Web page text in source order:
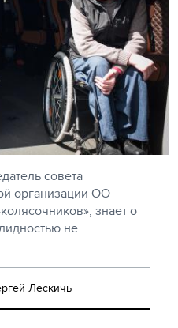
совета
организации ОО
знает о
не
Лескичь